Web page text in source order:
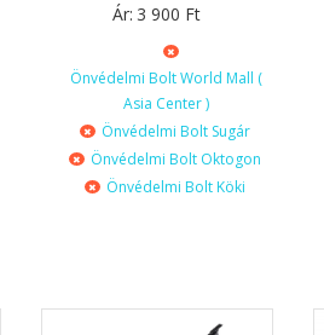
Ár: 3 900 Ft
Önvédelmi Bolt World Mall (
Asia Center )
Önvédelmi Bolt Sugár
Önvédelmi Bolt Oktogon
Önvédelmi Bolt Köki